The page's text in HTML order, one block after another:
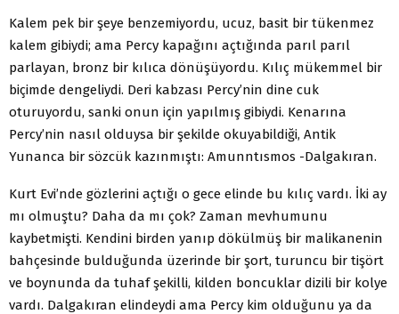
Kalem pek bir şeye benzemiyordu, ucuz, basit bir tükenmez
kalem gibiydi; ama Percy kapağını açtığında parıl parıl
parlayan, bronz bir kılıca dönüşüyordu. Kılıç mükemmel bir
biçimde dengeliydi. Deri kabzası Percy’nin dine cuk
oturuyordu, sanki onun için yapılmış gibiydi. Kenarına
Percy’nin nasıl olduysa bir şekilde okuyabildiği, Antik
Yunanca bir sözcük kazınmıştı: Amunntısmos -Dalgakıran.
Kurt Evi’nde gözlerini açtığı o gece elinde bu kılıç vardı. İki ay
mı olmuştu? Daha da mı çok? Zaman mevhumunu
kaybetmişti. Kendini birden yanıp dökülmüş bir malikanenin
bahçesinde bulduğunda üzerinde bir şort, turuncu bir tişört
ve boynunda da tuhaf şekilli, kilden boncuklar dizili bir kolye
vardı. Dalgakıran elindeydi ama Percy kim olduğunu ya da